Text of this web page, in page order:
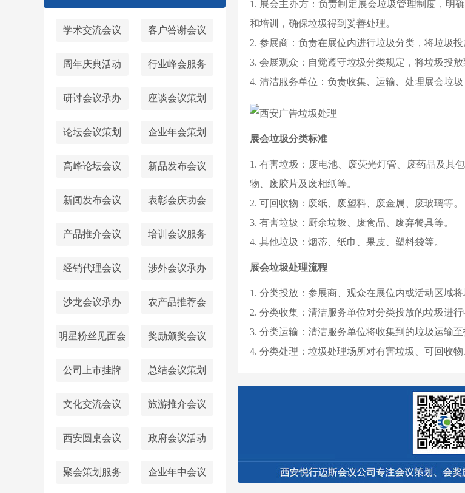
学术交流会议 客户答谢会议
周年庆典活动 行业峰会服务
研讨会议承办 座谈会议策划
论坛会议策划 企业年会策划
高峰论坛会议 新品发布会议
新闻发布会议 表彰会庆功会
产品推介会议 培训会议服务
经销代理会议 涉外会议承办
沙龙会议承办 农产品推荐会
明星粉丝见面会 奖励颁奖会议
公司上市挂牌 总结会议策划
文化交流会议 旅游推介会议
西安圆桌会议‌ 政府会议活动
聚会策划服务 企业年中会议
1. 展会主办方：负责制定展会垃圾管理制度，明
和培训，确保垃圾得到妥善处理。
2. 参展商：负责在展位内进行垃圾分类，将垃圾
3. 会展观众：自觉遵守垃圾分类规定，将垃圾投
4. 清洁服务单位：负责收集、运输、处理展会垃圾
展会垃圾分类标准
1. 有害垃圾：废电池、废荧光灯管、废药品及其
物、废胶片及废相纸等。
2. 可回收物：废纸、废塑料、废金属、废玻璃等。
3. 有害垃圾：厨余垃圾、废食品、废弃餐具等。
4. 其他垃圾：烟蒂、纸巾、果皮、塑料袋等。
展会垃圾处理流程
1. 分类投放：参展商、观众在展位内或活动区域将
2. 分类收集：清洁服务单位对分类投放的垃圾进行
3. 分类运输：清洁服务单位将收集到的垃圾运输至
4. 分类处理：垃圾处理场所对有害垃圾、可回收